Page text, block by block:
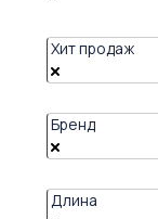
Хит продаж
Бренд
Длина